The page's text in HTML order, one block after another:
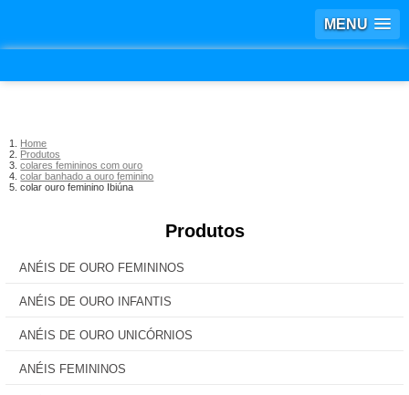
MENU
Home
Produtos
colares femininos com ouro
colar banhado a ouro feminino
colar ouro feminino Ibiúna
Produtos
ANÉIS DE OURO FEMININOS
ANÉIS DE OURO INFANTIS
ANÉIS DE OURO UNICÓRNIOS
ANÉIS FEMININOS